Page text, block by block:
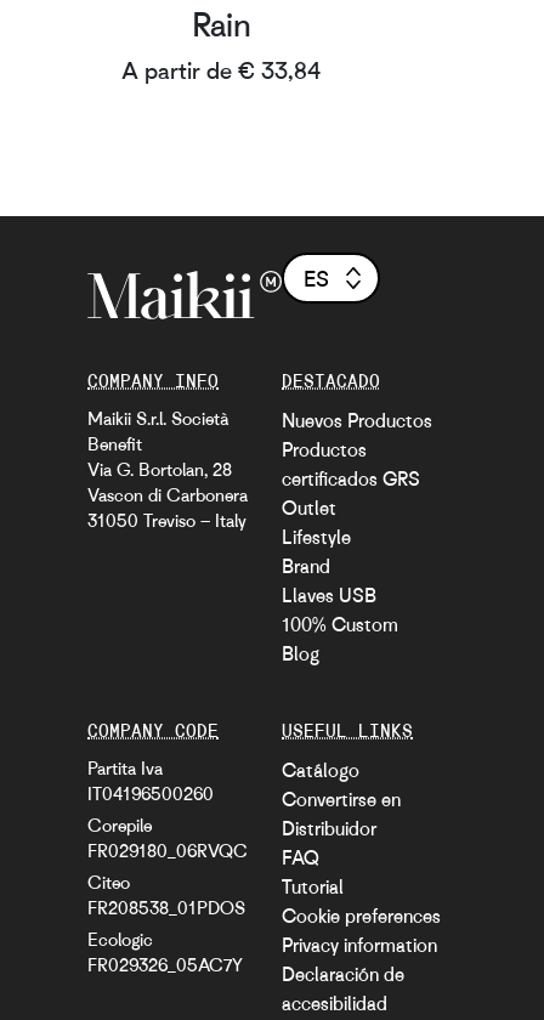
Rain
A partir de € 33,84
COMPANY INFO
Maikii S.r.l. Società
Benefit
Via G. Bortolan, 28
Vascon di Carbonera
31050 Treviso – Italy
DESTACADO
Nuevos Productos
Productos
certificados GRS
Outlet
Lifestyle
Brand
Llaves USB
100% Custom
Blog
USEFUL LINKS
Catálogo
Convertirse en
Distribuidor
FAQ
Tutorial
Cookie preferences
Privacy information
Declaración de
accesibilidad
COMPANY CODE
Partita Iva
IT04196500260
Corepile
FR029180_06RVQC
Citeo
FR208538_01PDOS
Ecologic
FR029326_05AC7Y
ES